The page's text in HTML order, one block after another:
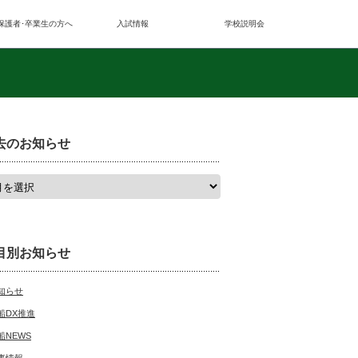
護者･卒業生の方へ 入試情報 学校説明会
のお知らせ
別お知らせ
らせ
DX推進
NEWS